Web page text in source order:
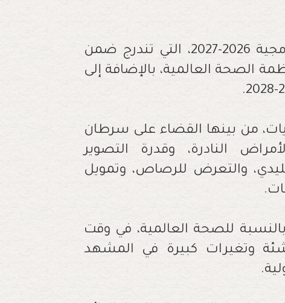
وستناقش الجمعية كذلك الميزانية البرمجية 2026-2027، التي تندرج ضمن
الصحة العالمية، بالإضافة إلى
من بينها القضاء على سرطان
النادرة، وقدرة التصوير
والتعرض للرصاص، وتمويل
للصحة العالمية، في وقت
وتغيرات كبيرة في المشهد